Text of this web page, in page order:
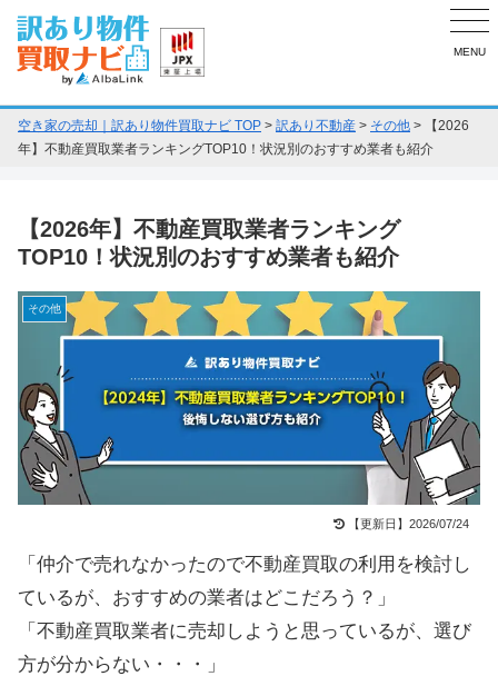
MENU
空き家の売却｜訳あり物件買取ナビ TOP > 訳あり不動産 > その他 >
【2026
年】不動産買取業者ランキングTOP10！状況別のおすすめ業者も紹介
【2026年】不動産買取業者ランキング
TOP10！状況別のおすすめ業者も紹介
その他
【更新日】2026/07/24
「仲介で売れなかったので不動産買取の利用を検討し
ているが、おすすめの業者はどこだろう？」
「不動産買取業者に売却しようと思っているが、選び
方が分からない・・・」